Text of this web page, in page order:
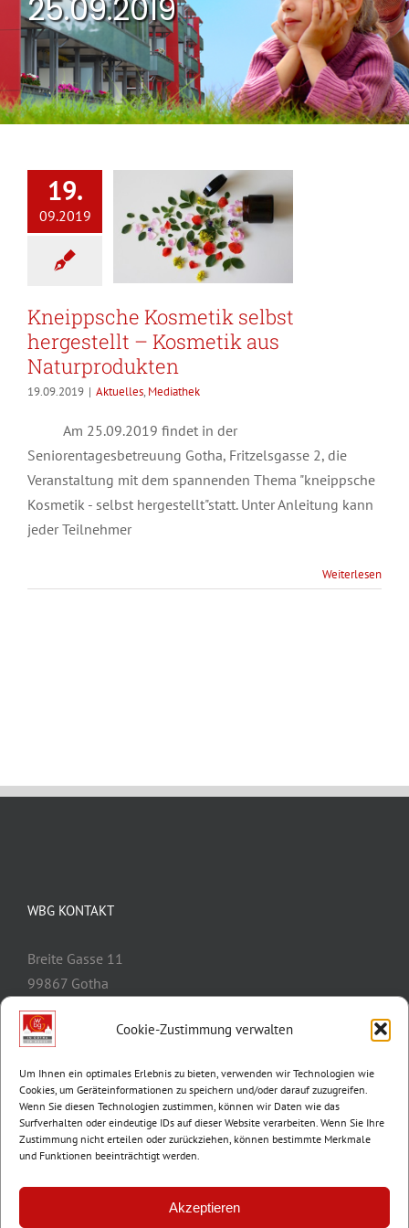
Cookie-Zustimmung verwalten
Um Ihnen ein optimales Erlebnis zu bieten, verwenden wir Technologien wie
Cookies, um Geräteinformationen zu speichern und/oder darauf zuzugreifen.
Wenn Sie diesen Technologien zustimmen, können wir Daten wie das
Surfverhalten oder eindeutige IDs auf dieser Website verarbeiten. Wenn Sie Ihre
Zustimmung nicht erteilen oder zurückziehen, können bestimmte Merkmale
und Funktionen beeinträchtigt werden.
Akzeptieren
25.09.2019
19.
09.2019
Kneippsche Kosmetik selbst
hergestellt – Kosmetik aus
Naturprodukten
19.09.2019 | Aktuelles, Mediathek
Am 25.09.2019 findet in der
Seniorentagesbetreuung Gotha, Fritzelsgasse 2, die
Veranstaltung mit dem spannenden Thema "kneippsche
Kosmetik - selbst hergestellt"statt. Unter Anleitung kann
jeder Teilnehmer
Weiterlesen
WBG KONTAKT
Breite Gasse 11
99867 Gotha
Telefon:
E-Mail:
info@wbg-gotha.de